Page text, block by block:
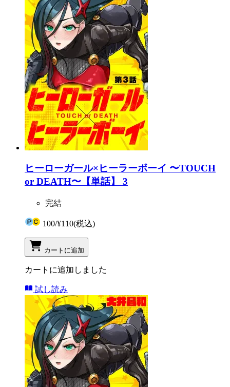
ヒーローガール×ヒーラーボーイ 〜TOUCH
or DEATH〜【単話】 3
完結
100/¥110(税込)
カートに追加
カートに追加しました
試し読み